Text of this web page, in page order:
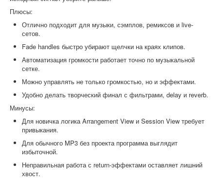
Плюсы:
Отлично подходит для музыки, сэмплов, ремиксов и live-
сетов.
Fade handles быстро убирают щелчки на краях клипов.
Автоматизация громкости работает точно по музыкальной
сетке.
Можно управлять не только громкостью, но и эффектами.
Удобно делать творческий финал с фильтрами, delay и reverb.
Минусы:
Для новичка логика Arrangement View и Session View требует
привыкания.
Для обычного MP3 без проекта программа выглядит
избыточной.
Неправильная работа с return-эффектами оставляет лишний
хвост.